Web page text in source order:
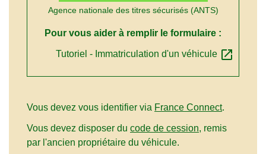
Agence nationale des titres sécurisés (ANTS)
Pour vous aider à remplir le formulaire :
Tutoriel - Immatriculation d'un véhicule open_in_new
Vous devez vous identifier via France Connect.
Vous devez disposer du code de cession, remis
par l'ancien propriétaire du véhicule.